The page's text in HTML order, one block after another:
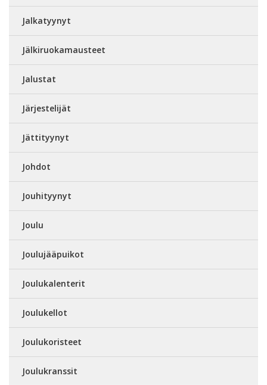
Jalkatyynyt
Jälkiruokamausteet
Jalustat
Järjestelijät
Jättityynyt
Johdot
Jouhityynyt
Joulu
Joulujääpuikot
Joulukalenterit
Joulukellot
Joulukoristeet
Joulukranssit